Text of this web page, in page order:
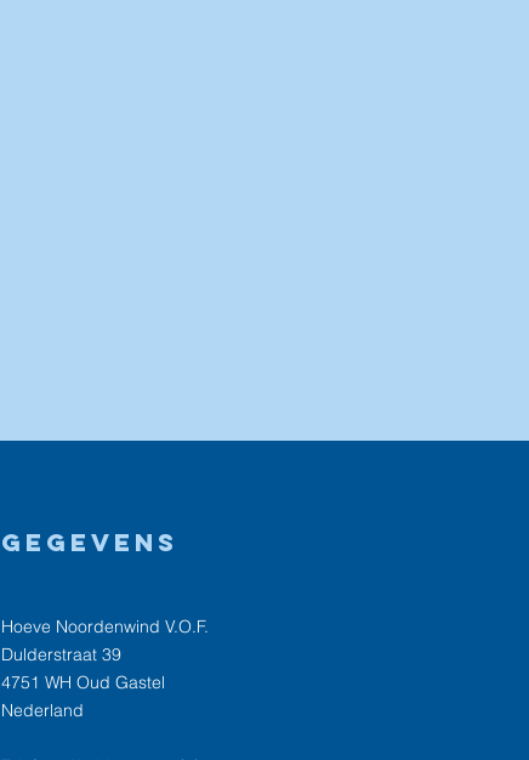
Hoeve Noordenwind V.O.F.
Dulderstraat 39
4751 WH Oud Gastel
Nederland
Gegevens